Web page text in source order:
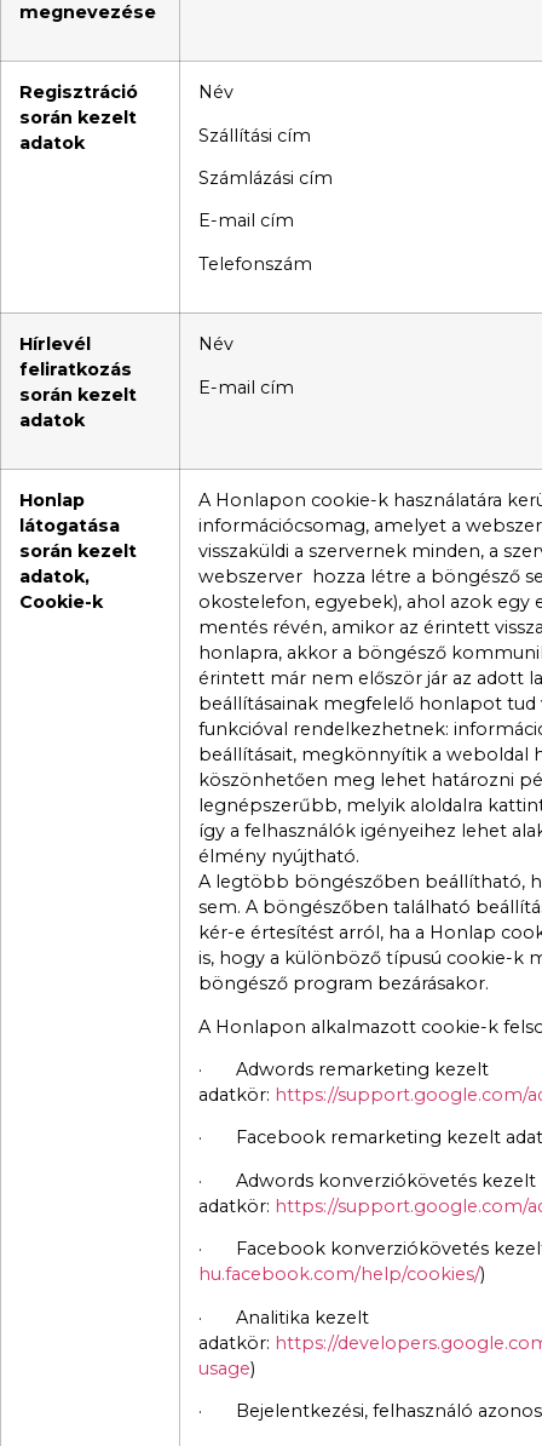
megnevezése
Regisztráció
során kezelt
adatok
Név
Szállítási cím
Számlázási cím
E-mail cím
Telefonszám
Hírlevél
feliratkozás
során kezelt
adatok
Név
E-mail cím
Honlap
látogatása
során kezelt
adatok,
Cookie-k
A Honlapon cookie-k használatára
információcsomag, amelyet a
visszaküldi a szervernek minden, a
webszerver hozza létre a böngésző
okostelefon, egyebek), ahol azok
mentés révén, amikor az érintett
honlapra, akkor a böngésző
érintett már nem először jár az adott
beállításainak megfelelő honlapot
funkcióval rendelkezhetnek:
beállításait, megkönnyítik a weboldal
köszönhetően meg lehet határozni
legnépszerűbb, melyik aloldalra
így a felhasználók igényeihez lehet
élmény nyújtható.
A legtöbb böngészőben beállítható,
sem. A böngészőben található
kér-e értesítést arról, ha a Honlap
is, hogy a különböző típusú cookie-k
böngésző program bezárásakor.
A Honlapon alkalmazott cookie-k
· Adwords remarketing kezelt
adatkör: https://support.google.com/
· Facebook remarketing kezelt
· Adwords konverziókövetés kezelt
adatkör: https://support.google.com/
· Facebook konverziókövetés
hu.facebook.com/help/cookies/)
· Analitika kezelt
adatkör: https://
usage)
· Bejelentkezési, felhasználó